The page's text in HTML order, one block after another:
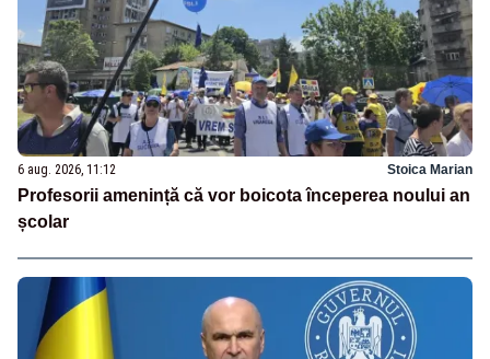
6 aug. 2026, 11:12 Stoica Marian
Profesorii amenință că vor boicota începerea noului an
școlar